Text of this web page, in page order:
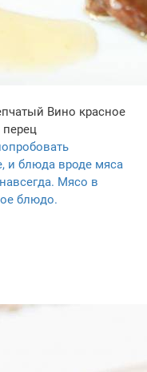
Вино красное
и блюда вроде мяса
Мясо в
блюдо.